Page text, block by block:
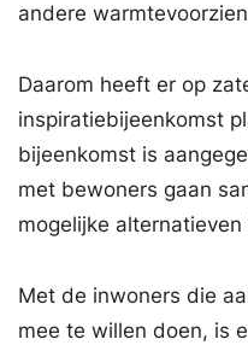
andere
Daarom heeft er op
inspiratiebijeenkomst
bijeenkomst is
met bewoners gaan
mogelijke
Met de inwoners die
mee te willen doen, is